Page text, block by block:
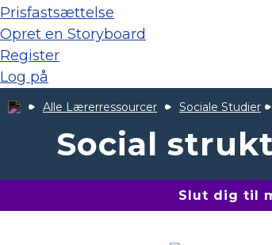
Prisfastsættelse
Opret en Storyboard
Register
Log på
Alle Lærerressourcer Sociale Studier
Social
Slut dig til